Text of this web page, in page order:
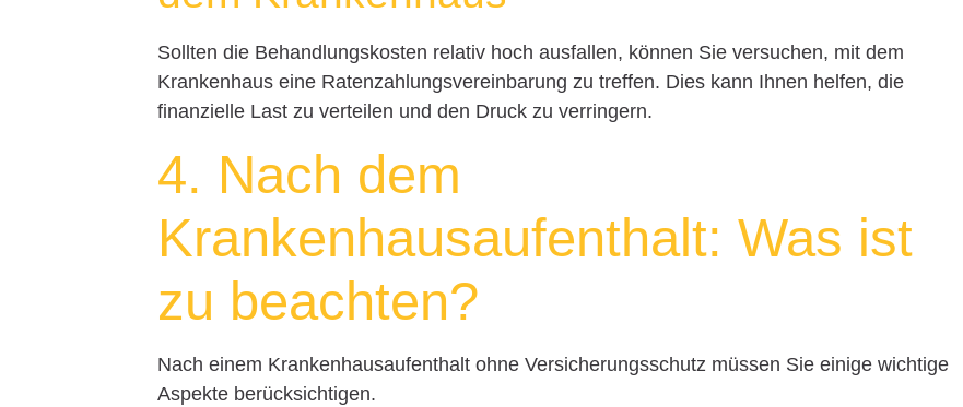
Sollten die Behandlungskosten relativ hoch ausfallen, können Sie versuchen, mit dem
Krankenhaus eine Ratenzahlungsvereinbarung zu treffen. Dies kann Ihnen helfen, die
finanzielle Last zu verteilen und den Druck zu verringern.
4. Nach dem
Krankenhausaufenthalt: Was ist
zu beachten?
Nach einem Krankenhausaufenthalt ohne Versicherungsschutz müssen Sie einige wichtige
Aspekte berücksichtigen.